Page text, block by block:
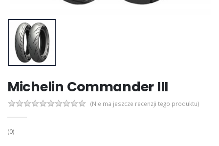
Michelin Commander III
(Nie ma jeszcze recenzji tego produktu)
(0)